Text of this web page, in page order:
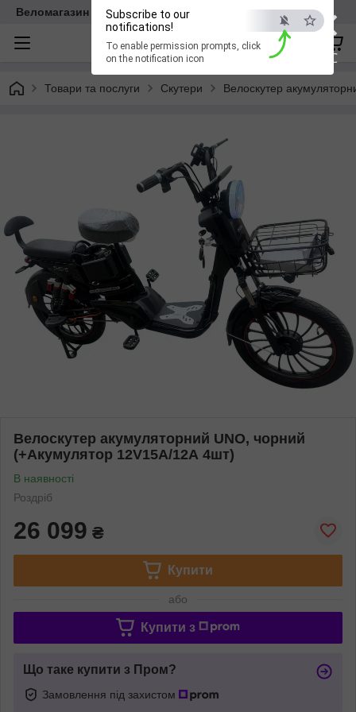
×
ESC
Subscribe to our
notifications!
To enable permission prompts, click
on the notification icon
Веломагазин EasyBike
Товари та послуги Скутери Велоскутер
Велоскутер акумуляторний UNO, чорний
(+Акумулятор 12V15A/12А 4шт)
В наявності
Роздріб
26 099 ₴
Купити
або
Купити з
Що таке купити з Пром?
Замовлення під захистом